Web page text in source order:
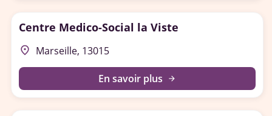
Centre Medico-Social la Viste
place Marseille, 13015
En savoir plus arrow_forward